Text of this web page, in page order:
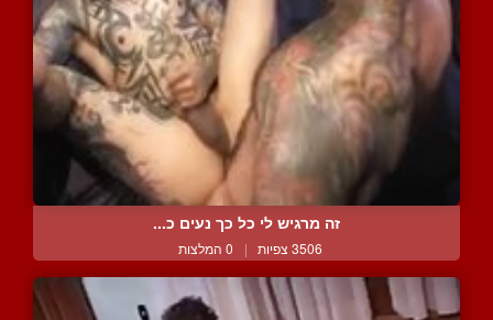
זה מרגיש לי כל כך נעים כ...
3506 צפיות | 0 המלצות